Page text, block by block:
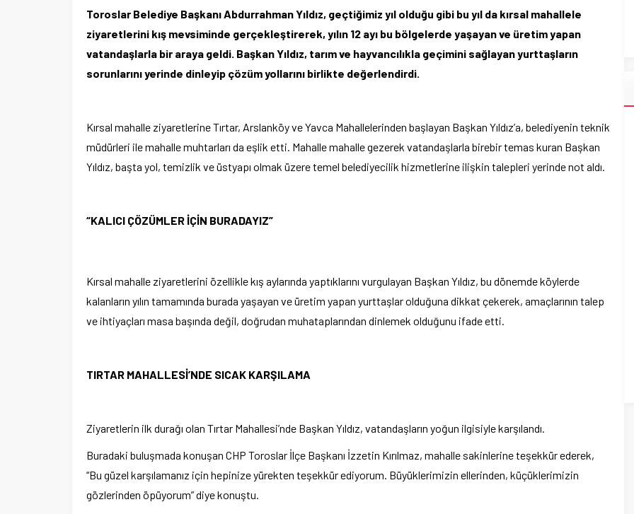
Toroslar Belediye Başkanı Abdurrahman Yıldız, geçtiğimiz yıl olduğu gibi bu yıl da kırsal mahallele
ziyaretlerini kış mevsiminde gerçekleştirerek, yılın 12 ayı bu bölgelerde yaşayan ve üretim yapan
vatandaşlarla bir araya geldi. Başkan Yıldız, tarım ve hayvancılıkla geçimini sağlayan yurttaşların
sorunlarını yerinde dinleyip çözüm yollarını birlikte değerlendirdi.
Kırsal mahalle ziyaretlerine Tırtar, Arslanköy ve Yavca Mahallelerinden başlayan Başkan Yıldız’a, belediyenin teknik
müdürleri ile mahalle muhtarları da eşlik etti. Mahalle mahalle gezerek vatandaşlarla birebir temas kuran Başkan
Yıldız, başta yol, temizlik ve üstyapı olmak üzere temel belediyecilik hizmetlerine ilişkin talepleri yerinde not aldı.
“KALICI ÇÖZÜMLER İÇİN BURADAYIZ”
Kırsal mahalle ziyaretlerini özellikle kış aylarında yaptıklarını vurgulayan Başkan Yıldız, bu dönemde köylerde
kalanların yılın tamamında burada yaşayan ve üretim yapan yurttaşlar olduğuna dikkat çekerek, amaçlarının talep
ve ihtiyaçları masa başında değil, doğrudan muhataplarından dinlemek olduğunu ifade etti.
TIRTAR MAHALLESİ’NDE SICAK KARŞILAMA
Ziyaretlerin ilk durağı olan Tırtar Mahallesi’nde Başkan Yıldız, vatandaşların yoğun ilgisiyle karşılandı.
Buradaki buluşmada konuşan CHP Toroslar İlçe Başkanı İzzetin Kırılmaz, mahalle sakinlerine teşekkür ederek,
“Bu güzel karşılamanız için hepinize yürekten teşekkür ediyorum. Büyüklerimizin ellerinden, küçüklerimizin
gözlerinden öpüyorum” diye konuştu.